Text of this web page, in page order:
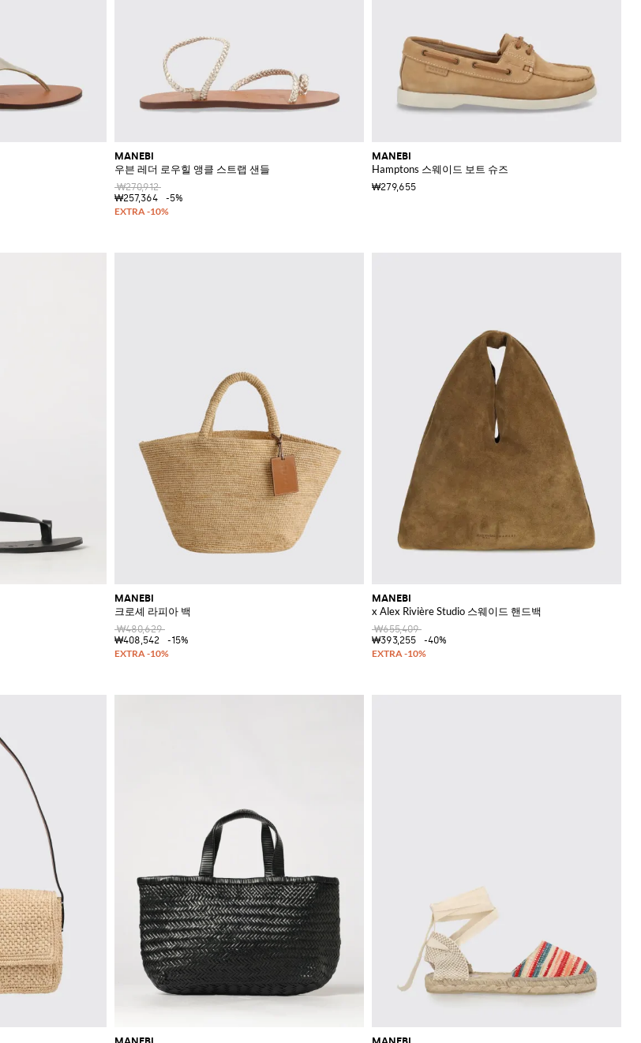
MANEBI
우븐 레더 로우힐 앵클 스트랩 샌들
₩270,912
₩257,364
-5%
MANEBI
Hamptons 스웨이드 보트 슈즈
₩279,655
MANEBI
크로셰 라피아 백
₩480,629
₩408,542
-15%
MANEBI
x Alex Rivière Studio 스웨이드 핸드백
₩655,409
₩393,255
-40%